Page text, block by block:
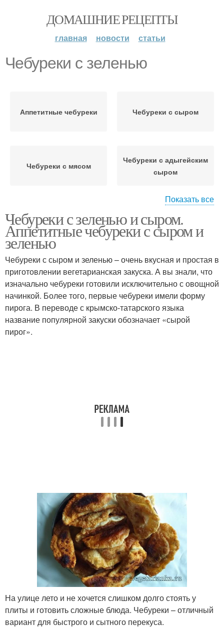
ДОМАШНИЕ РЕЦЕПТЫ
главная новости статьи
Чебуреки с зеленью
Аппетитные чебуреки Чебуреки с сыром
Чебуреки с мясом
Чебуреки с адыгейским
сыром
Чебуреки с помидорами Вкусные чебуреки
Зелень в духовке
Оригинальные
чебуреки
Чебуреки с творогом
Вегетарианские
Показать все
Чебуреки с зеленью и сыром.
Аппетитные чебуреки с сыром и
зеленью
Чебуреки с сыром и зеленью – очень вкусная и простая в
приготовлении вегетарианская закуска. А вы знали, что
изначально чебуреки готовили исключительно с овощной
начинкой. Более того, первые чебуреки имели форму
пирога. В переводе с крымско-татарского языка
название популярной закуски обозначает «сырой
пирог».
На улице лето и не хочется слишком долго стоять у
плиты и готовить сложные блюда. Чебуреки – отличный
вариант для быстрого и сытного перекуса.